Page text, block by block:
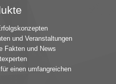
und Veranstaltungen
Fakten und News
einen umfangreichen